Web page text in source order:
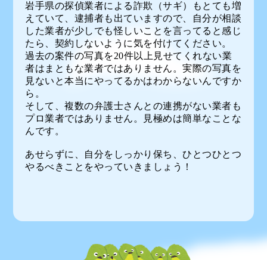
岩手県の探偵業者による詐欺（サギ）もとても増
えていて、逮捕者も出ていますので、自分が相談
した業者が少しでも怪しいことを言ってると感じ
たら、契約しないように気を付けてください。
過去の案件の写真を20件以上見せてくれない業
者はまともな業者ではありません。実際の写真を
見ないと本当にやってるかはわからないんですか
ら。
そして、複数の弁護士さんとの連携がない業者も
プロ業者ではありません。見極めは簡単なことな
んです。
あせらずに、自分をしっかり保ち、ひとつひとつ
やるべきことをやっていきましょう！